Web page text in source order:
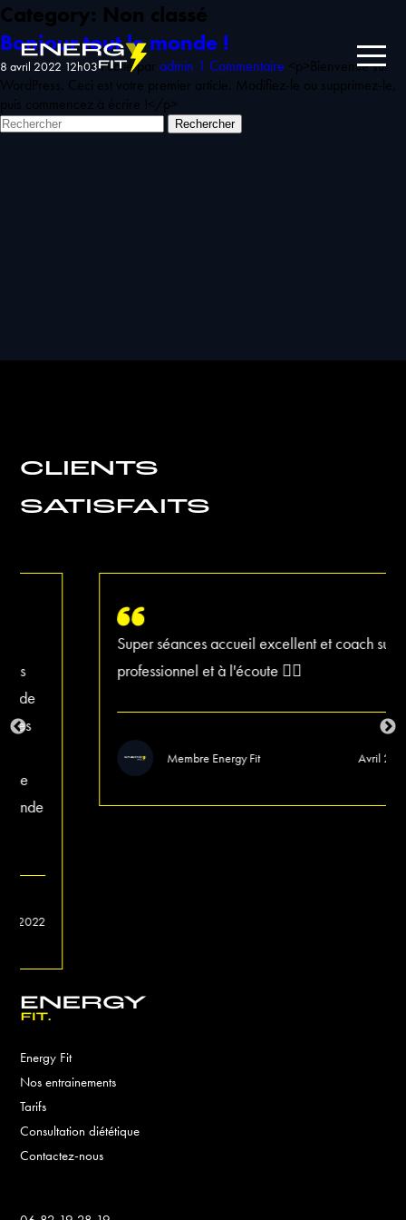
Category: Non classé
Bonjour tout le monde !
8 avril 2022 12h03Publié par admin 1 Commentaire <p>Bienvenue sur
WordPress. Ceci est votre premier article. Modifiez-le ou supprimez-le,
puis commencez à écrire !</p>
Rechercher
CLIENTS
SATISFAITS
Super séances accueil excellent et coach super
professionnel et à l'écoute 👍🏾
Membre Energy Fit Avril 2022
Energy Fit
Nos entrainements
Tarifs
Consultation diététique
Contactez-nous